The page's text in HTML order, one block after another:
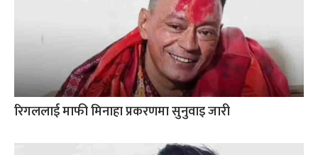
रिगललाई माफी मिनाहा प्रकरणमा सुनुवाइ जारी